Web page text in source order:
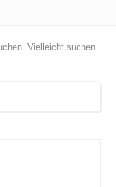
Vielleicht suchen